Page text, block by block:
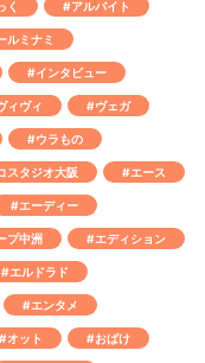
く #アルバイト
ルミナミ
#インタビュー
ィヴィ #ヴェガ
#ウラもの
スタジオ大阪 #エース
#エーディー
プ中洲 #エディション
#エルドラド
#エンタメ
#オット #おばけ